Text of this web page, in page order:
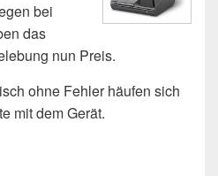
bei
das
nun Preis.
ohne Fehler häufen sich
mit dem Gerät.